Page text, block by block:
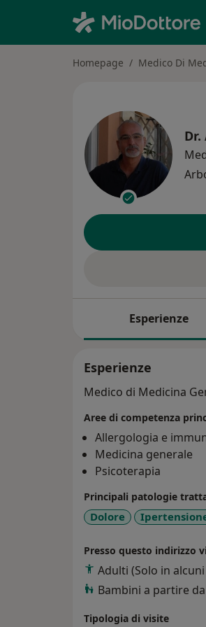
Homepage Medico Di
Dr.
Esperienze
Esperienze
Medico di Medicina
Aree di competenza
Allergologia e
Medicina generale
Psicoterapia
Principali patologie
Dolore
Presso questo indirizzo
Adulti (Solo in
Bambini a partire
Tipologia di visite